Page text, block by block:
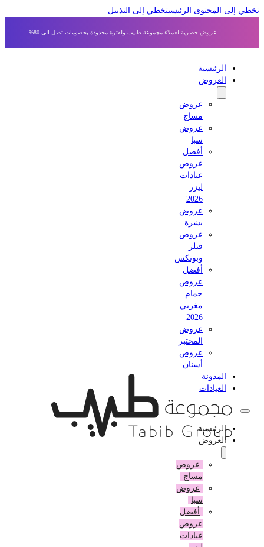
إلى المحتوى الرئيسي تخطي إلى التذييل
عروض حصرية لعملاء مجموعة طبيب ولفترة محدودة بخصومات تصل الى 80%
الرئيسية
العروض
عروض
مساج
عروض
أفضل
عروض
عيادات
عروض
بشرة
عروض
وبوتكس
أفضل
عروض
حمام
مغربي
عروض
المختبر
عروض
أسنان
المدونة
العيادات
الرئيسية
العروض
عروض
مساج
عروض
أفضل
عروض
عيادات